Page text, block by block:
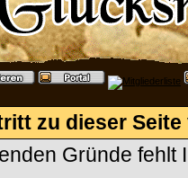
zu dieser
Gründe